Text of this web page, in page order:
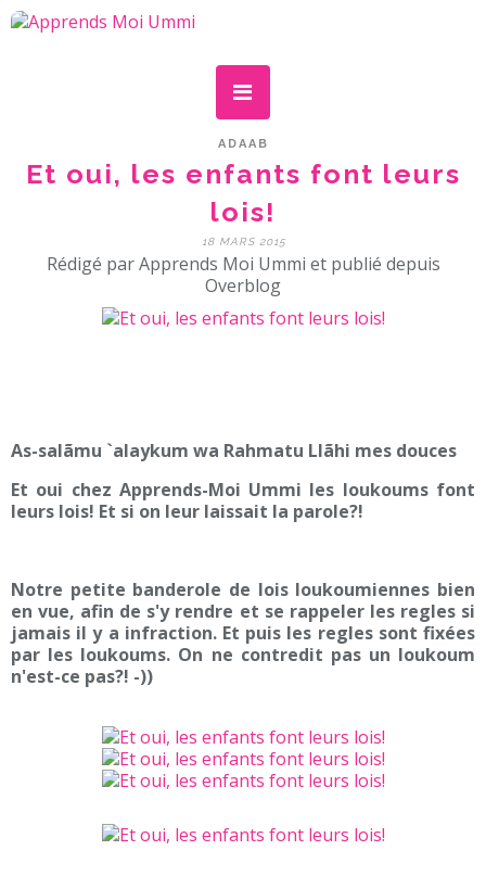
ADAAB
Et oui, les enfants font leurs
lois!
18 MARS 2015
Rédigé par Apprends Moi Ummi et publié depuis
Overblog
As-salãmu `alaykum wa Rahmatu Llãhi mes douces
Et oui chez Apprends-Moi Ummi les loukoums font
leurs lois! Et si on leur laissait la parole?!
Notre petite banderole de lois loukoumiennes bien
en vue, afin de s'y rendre et se rappeler les regles si
jamais il y a infraction. Et puis les regles sont fixées
par les loukoums. On ne contredit pas un loukoum
n'est-ce pas?! -))